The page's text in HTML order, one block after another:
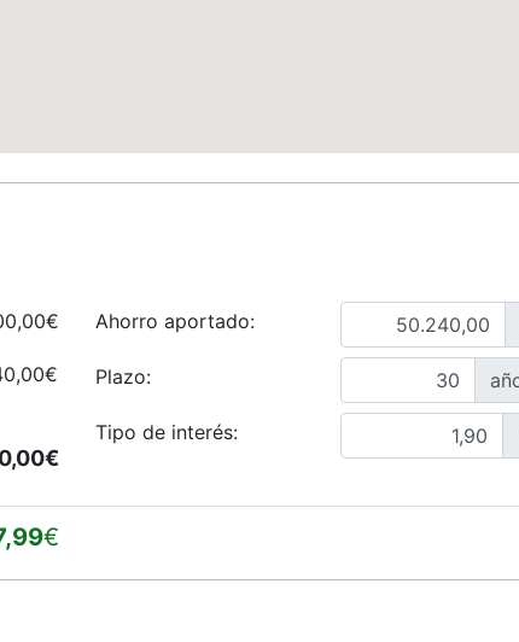
Ahorro aportado:
Plazo:
Tipo de interés:
€